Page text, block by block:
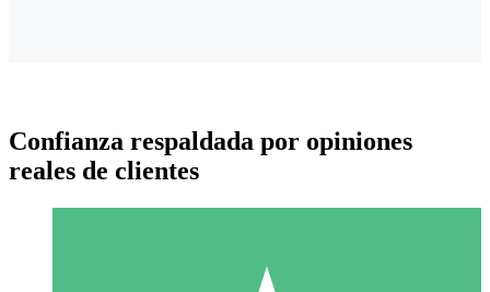
Confianza respaldada por opiniones
reales de clientes